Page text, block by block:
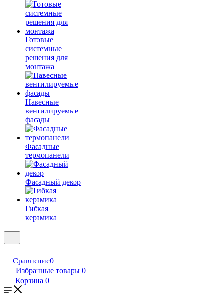
Готовые
системные
решения для
монтажа
Навесные
вентилируемые
фасады
Фасадные
термопанели
Фасадный декор
Гибкая
керамика
Сравнение0
Избранные товары 0
Корзина 0